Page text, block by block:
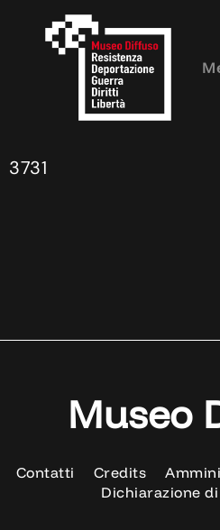
3731
Museo
Contatti Credits
Dichiarazione